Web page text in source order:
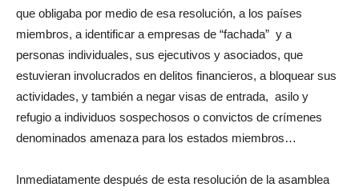
que obligaba por medio de esa resolución, a los países
miembros, a identificar a empresas de “fachada” y a
personas individuales, sus ejecutivos y asociados, que
estuvieran involucrados en delitos financieros, a bloquear sus
actividades, y también a negar visas de entrada, asilo y
refugio a individuos sospechosos o convictos de crímenes
denominados amenaza para los estados miembros…
Inmediatamente después de esta resolución de la asamblea